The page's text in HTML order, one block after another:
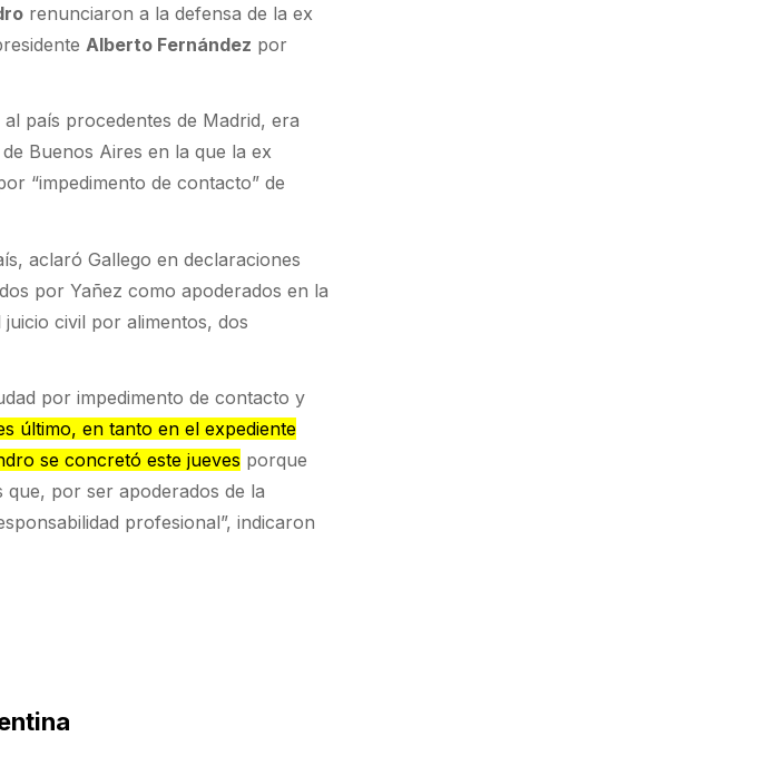
renunciaron a la defensa de la ex
Alberto Fernández por
país procedentes de Madrid, era
Buenos Aires en la que la ex
“impedimento de contacto” de
aclaró Gallego en declaraciones
por Yañez como apoderados en la
civil por alimentos, dos
por impedimento de contacto y
último, en tanto en el expediente
se concretó este jueves porque
por ser apoderados de la
profesional”, indicaron